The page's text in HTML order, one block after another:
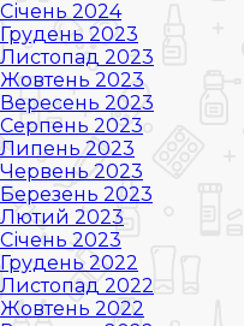
Січень 2024
Грудень 2023
Листопад 2023
Жовтень 2023
Вересень 2023
Серпень 2023
Липень 2023
Червень 2023
Березень 2023
Лютий 2023
Січень 2023
Грудень 2022
Листопад 2022
Жовтень 2022